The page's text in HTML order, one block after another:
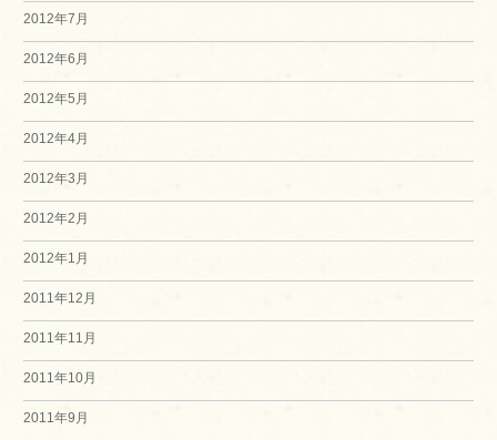
2012年7月
2012年6月
2012年5月
2012年4月
2012年3月
2012年2月
2012年1月
2011年12月
2011年11月
2011年10月
2011年9月